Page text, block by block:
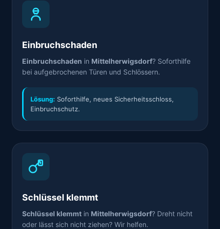
Einbruchschaden
Einbruchschaden in Mittelherwigsdorf? Soforthilfe
bei aufgebrochenen Türen und Schlössern.
Lösung: Soforthilfe, neues Sicherheitsschloss,
Einbruchschutz.
Schlüssel klemmt
Schlüssel klemmt in Mittelherwigsdorf? Dreht nicht
oder lässt sich nicht ziehen? Wir helfen.